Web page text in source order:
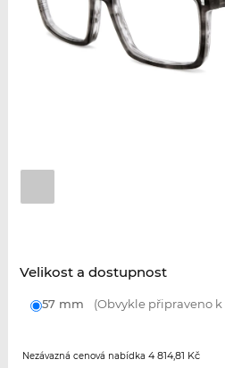
Velikost a dostupnost
57 mm (Obvykle připraveno
Nezávazná cenová nabídka 4 814,81 Kč